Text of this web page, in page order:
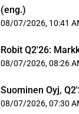
(eng.)
08/07/2026, 10:41
Robit Q2'26:
08/07/2026, 08:26
Suominen Oyj,
08/07/2026, 07:30